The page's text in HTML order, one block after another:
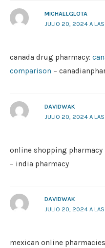
MICHAELGLOTA
JULIO 20, 2024 A
canada drug pharmacy:
comparison –
DAVIDWAK
JULIO 20, 2024 A LAS
online shopping pharmacy
– india pharmacy
DAVIDWAK
JULIO 20, 2024 A LAS
mexican online